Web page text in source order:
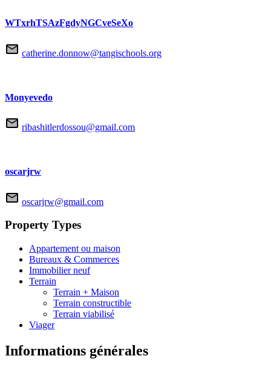
WTxrhTSAzFgdyNGCveSeXo
catherine.donnow@tangischools.org
Monyevedo
ribashitlerdossou@gmail.com
oscarjrw
oscarjrw@gmail.com
Property Types
Appartement ou maison
Bureaux & Commerces
Immobilier neuf
Terrain
Terrain + Maison
Terrain constructible
Terrain viabilisé
Viager
Informations générales